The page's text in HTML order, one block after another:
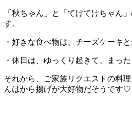
「秋ちゃん」と「てけてけちゃん
す。
・好きな食べ物は、チーズケーキ
・休日は、ゆっくり起きて、まっ
それから、ご家族リクエストの料
んはから揚げが大好物だそうです♡